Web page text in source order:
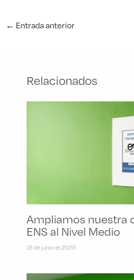
← Entrada anterior
Relacionados
Ampliamos nuestra
ENS al Nivel Medio
18 de junio de 2026